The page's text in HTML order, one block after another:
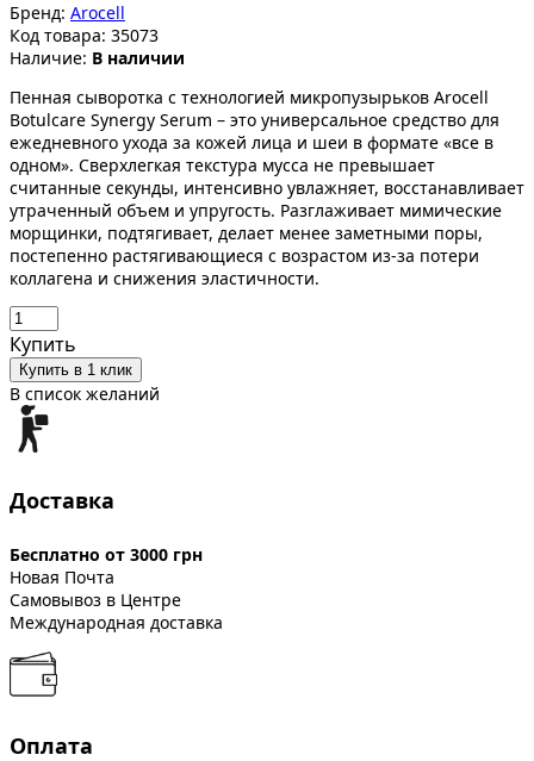
Бренд: Arocell
Код товара: 35073
Наличие: В наличии
Пенная сыворотка с технологией микропузырьков Arocell
Botulcare Synergy Serum – это универсальное средство для
ежедневного ухода за кожей лица и шеи в формате «все в
одном». Сверхлегкая текстура мусса не превышает
считанные секунды, интенсивно увлажняет, восстанавливает
утраченный объем и упругость. Разглаживает мимические
морщинки, подтягивает, делает менее заметными поры,
постепенно растягивающиеся с возрастом из-за потери
коллагена и снижения эластичности.
Купить
Купить в 1 клик
В список желаний
Доставка
Бесплатно от 3000 грн
Новая Почта
Самовывоз в Центре
Международная доставка
Оплата